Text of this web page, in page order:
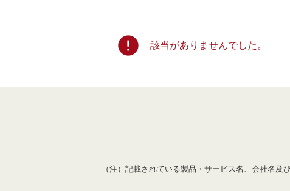
error 該当がありませんでした。
（注）記載されている製品・サービス名、会社名及